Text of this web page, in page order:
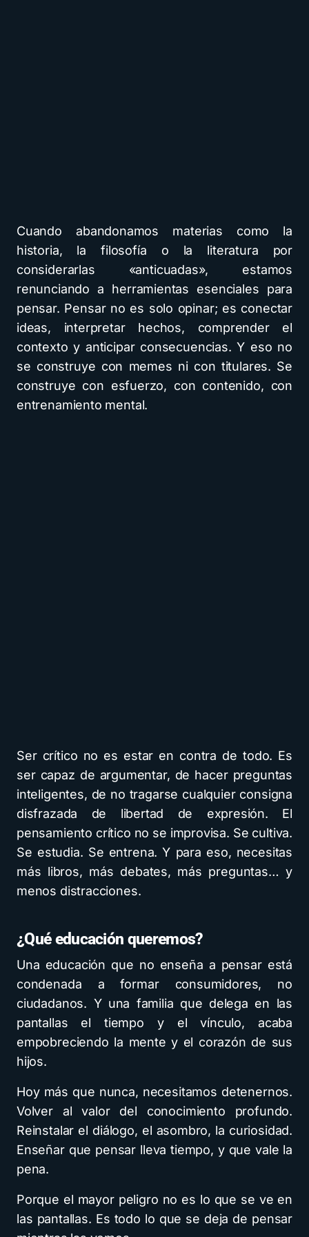
Cuando abandonamos materias como la
historia, la filosofía o la literatura por
considerarlas «anticuadas», estamos
renunciando a herramientas esenciales para
pensar. Pensar no es solo opinar; es conectar
ideas, interpretar hechos, comprender el
contexto y anticipar consecuencias. Y eso no
se construye con memes ni con titulares. Se
construye con esfuerzo, con contenido, con
entrenamiento mental.
Ser crítico no es estar en contra de todo. Es
ser capaz de argumentar, de hacer preguntas
inteligentes, de no tragarse cualquier consigna
disfrazada de libertad de expresión. El
pensamiento crítico no se improvisa. Se cultiva.
Se estudia. Se entrena. Y para eso, necesitas
más libros, más debates, más preguntas… y
menos distracciones.
¿Qué educación queremos?
Una educación que no enseña a pensar está
condenada a formar consumidores, no
ciudadanos. Y una familia que delega en las
pantallas el tiempo y el vínculo, acaba
empobreciendo la mente y el corazón de sus
hijos.
Hoy más que nunca, necesitamos detenernos.
Volver al valor del conocimiento profundo.
Reinstalar el diálogo, el asombro, la curiosidad.
Enseñar que pensar lleva tiempo, y que vale la
pena.
Porque el mayor peligro no es lo que se ve en
las pantallas. Es todo lo que se deja de pensar